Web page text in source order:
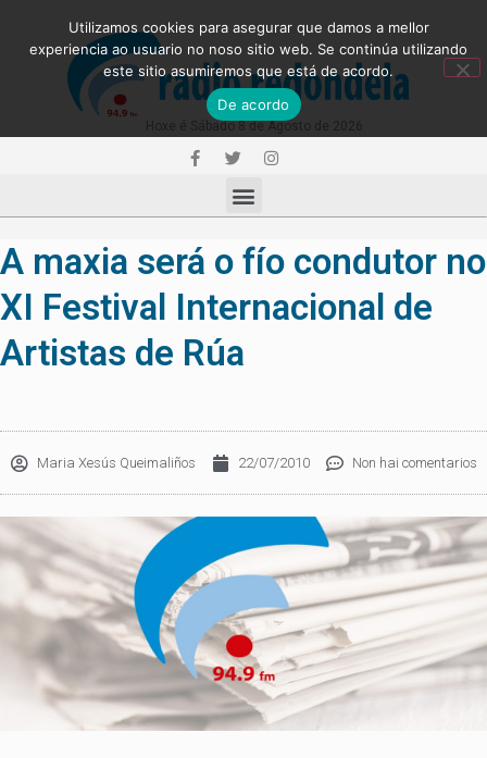
A maxia será o fío condutor no
XI Festival Internacional de
Artistas de Rúa
Maria Xesús Queimaliños 22/07/2010 Non hai comentarios
Utilizamos cookies para asegurar que damos a mellor
experiencia ao usuario no noso sitio web. Se continúa utilizando
este sitio asumiremos que está de acordo.
De acordo